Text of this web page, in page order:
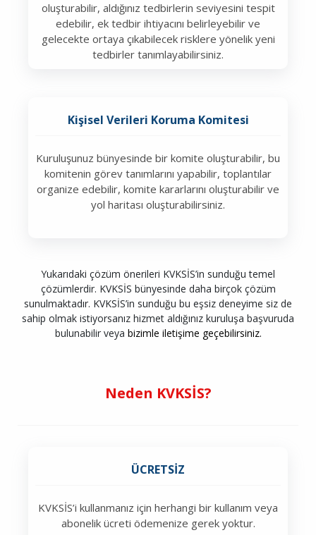
oluşturabilir, aldığınız tedbirlerin seviyesini tespit
edebilir, ek tedbir ihtiyacını belirleyebilir ve
gelecekte ortaya çıkabilecek risklere yönelik yeni
tedbirler tanımlayabilirsiniz.
Kişisel Verileri Koruma Komitesi
Kuruluşunuz bünyesinde bir komite oluşturabilir, bu
komitenin görev tanımlarını yapabilir, toplantılar
organize edebilir, komite kararlarını oluşturabilir ve
yol haritası oluşturabilirsiniz.
Yukarıdaki çözüm önerileri KVKSİS’in sunduğu temel
çözümlerdir. KVKSİS bünyesinde daha birçok çözüm
sunulmaktadır. KVKSİS’in sunduğu bu eşsiz deneyime siz de
sahip olmak istiyorsanız hizmet aldığınız kuruluşa başvuruda
bulunabilir veya bizimle iletişime geçebilirsiniz.
Neden KVKSİS?
ÜCRETSİZ
KVKSİS’i kullanmanız için herhangi bir kullanım veya
abonelik ücreti ödemenize gerek yoktur.